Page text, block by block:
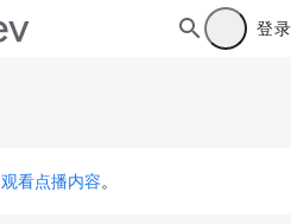
登录
观看点播内容。